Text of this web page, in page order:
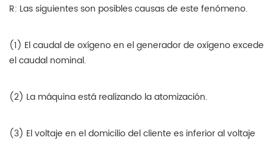
R: Las siguientes son posibles causas de este fenómeno.
(1) El caudal de oxígeno en el generador de oxígeno excede
el caudal nominal.
(2) La máquina está realizando la atomización.
(3) El voltaje en el domicilio del cliente es inferior al voltaje